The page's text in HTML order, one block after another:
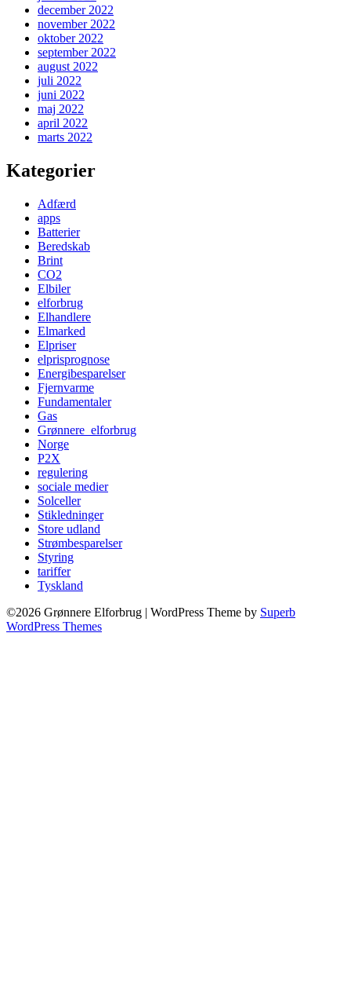
december 2022
november 2022
oktober 2022
september 2022
august 2022
juli 2022
juni 2022
maj 2022
april 2022
marts 2022
Kategorier
Adfærd
apps
Batterier
Beredskab
Brint
CO2
Elbiler
elforbrug
Elhandlere
Elmarked
Elpriser
elprisprognose
Energibesparelser
Fjernvarme
Fundamentaler
Gas
Grønnere_elforbrug
Norge
P2X
regulering
sociale medier
Solceller
Stikledninger
Store udland
Strømbesparelser
Styring
tariffer
Tyskland
©2026 Grønnere Elforbrug | WordPress Theme by Superb
WordPress Themes